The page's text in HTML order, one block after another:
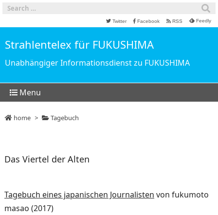
Strahlentelex für FUKUSHIMA
Unabhängiger Informationsdienst zu FUKUSHIMA
Menu
Twitter Facebook RSS Feedly
home > Tagebuch
Das Viertel der Alten
Tagebuch eines japanischen Journalisten von fukumoto
masao (2017)